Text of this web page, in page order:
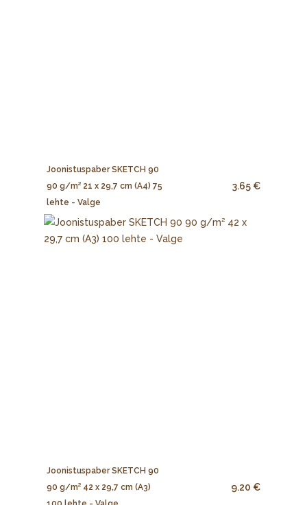
Joonistuspaber SKETCH 90
90 g/m² 21 x 29,7 cm (A4) 75
lehte - Valge
3.65 €
Joonistuspaber SKETCH 90
90 g/m² 42 x 29,7 cm (A3)
9.20 €